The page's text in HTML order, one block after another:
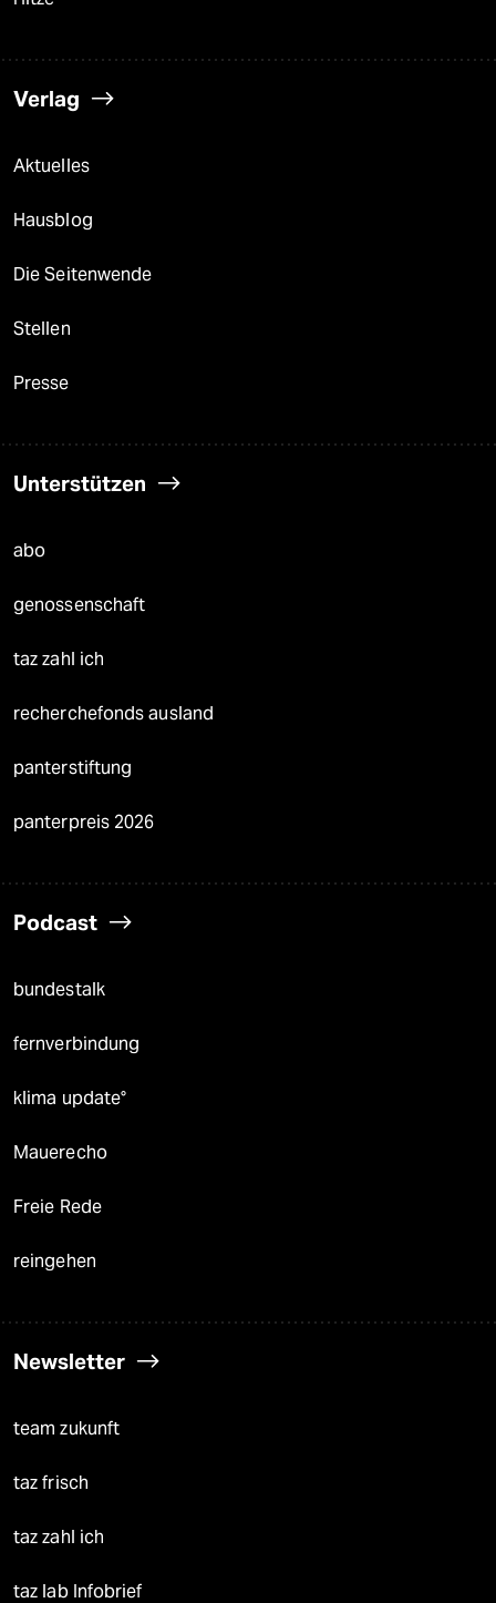
Verlag
Aktuelles
Hausblog
Die Seitenwende
Stellen
Presse
Unterstützen
abo
genossenschaft
taz zahl ich
recherchefonds ausland
panterstiftung
panterpreis 2026
Podcast
bundestalk
fernverbindung
klima update°
Mauerecho
Freie Rede
reingehen
Newsletter
team zukunft
taz frisch
taz zahl ich
taz lab Infobrief